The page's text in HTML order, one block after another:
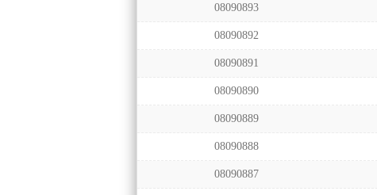
08090893
08090892
08090891
08090890
08090889
08090888
08090887